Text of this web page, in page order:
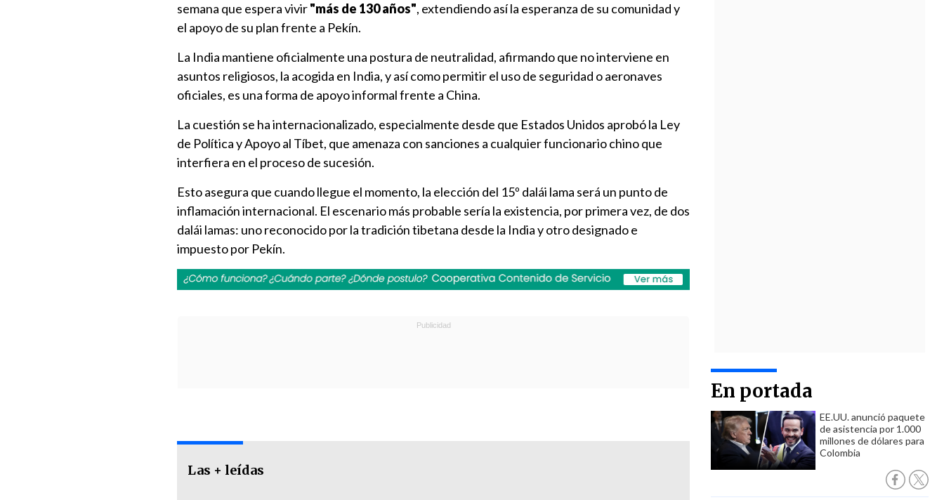
En portada
EE.UU. anunció paquete
de asistencia por 1.000
millones de dólares para
Colombia
semana que espera vivir"más de 130 años", extendiendo así la esperanza de su comunidad y
el apoyo de su plan frente a Pekín.
La India mantiene oficialmente una postura de neutralidad, afirmando que no interviene en
asuntos religiosos, la acogida en India, y así como permitir el uso de seguridad o aeronaves
oficiales, es una forma de apoyo informal frente a China.
La cuestión se ha internacionalizado, especialmente desde que Estados Unidos aprobó la Ley
de Política y Apoyo al Tíbet, que amenaza con sanciones a cualquier funcionario chino que
interfiera en el proceso de sucesión.
Esto asegura que cuando llegue el momento, la elección del 15º dalái lama será un punto de
inflamación internacional. El escenario más probable sería la existencia, por primera vez, de dos
dalái lamas: uno reconocido por la tradición tibetana desde la India y otro designado e
impuesto por Pekín.
Las + leídas